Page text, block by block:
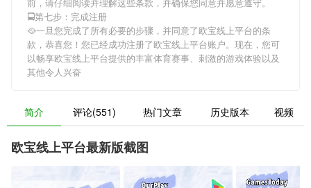
🚍第七步：完成注册
🥘一旦您完成了所有必要的步骤，并同意了欧宝线上平台的条
款，恭喜您！您已经成功注册了欧宝线上平台账户。现在，您可
以畅享欧宝线上平台提供的丰富体育赛事、刺激的游戏体验以及
其他令人兴奋
简介 评论(551) 热门文章 历史版本 视频
欧宝线上平台最新版截图